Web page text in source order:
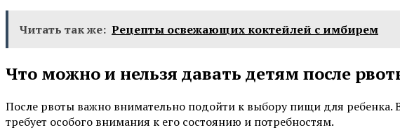
Читать так же: Рецепты освежающих коктейлей с имбирем
Что можно и нельзя давать детям после
После рвоты важно внимательно подойти к выбору пищи для ребенка.
требует особого внимания к его состоянию и потребностям.